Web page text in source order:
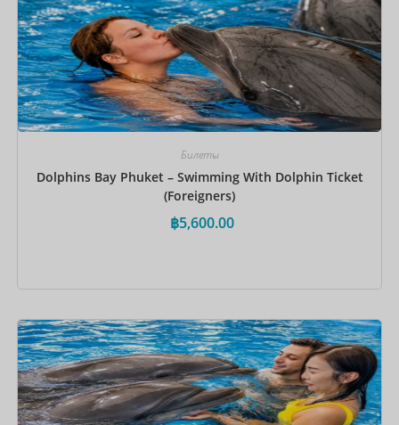
Билеты
Dolphins Bay Phuket – Swimming With Dolphin Ticket
(Foreigners)
฿5,600.00
Забронировать сейчас